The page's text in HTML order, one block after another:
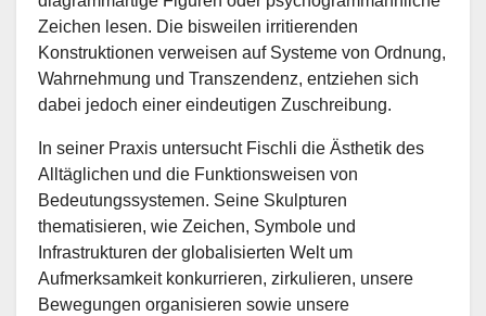
Zeichen lesen. Die bisweilen irritierenden
Konstruktionen verweisen auf Systeme von Ordnung,
Wahrnehmung und Transzendenz, entziehen sich
dabei jedoch einer eindeutigen Zuschreibung.
In seiner Praxis untersucht Fischli die Ästhetik des
Alltäglichen und die Funktionsweisen von
Bedeutungssystemen. Seine Skulpturen
thematisieren, wie Zeichen, Symbole und
Infrastrukturen der globalisierten Welt um
Aufmerksamkeit konkurrieren, zirkulieren, unsere
Bewegungen organisieren sowie unsere